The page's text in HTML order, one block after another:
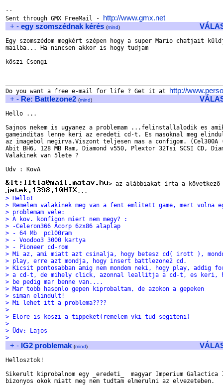
--
Sent through GMX FreeMail - http://www.gmx.net
+ - egy szomszédnak kérés (mind)
Egy szomszédom megkért szépen hogy a super Mario chatjait
mailba... Ha nincsen akkor is hogy tudjam
köszi Csongi
Do you want a free e-mail for life ? Get it at http://
+ - Re: Battlezone2 (mind)
Hello ...
Sajnos nekem is ugyanez a problemam ...felinstallalodik es
gameinditas lenne keri az eredeti cd-t. Es masoknal meg
az imagebol megirva.Viszont teljesen mas a configom.
Abit BH6, 128 MB Ram, Diamond v550, Plextor 32Tsi SCSI CD,
Valakinek van 5lete ?
Udv : KovA
> Hello!
> Remelem valakinek meg van a fent emlitett game, mert volna
> problemam vele:
> A kov. konfigon miert nem megy? :
> -Celeron366 Acorp 6zx86 alaplap
> - 64 Mb  pc100ram
> - Voodoo3 3000 kartya
> - Pioneer cd-rom
> Mi az, ami miatt azt csinalja, hogy betesz cd( irott ),
> play, erre azt mondja, hogy insert battlezone2 cd.
> Kicsit pontosabban amig nem mondom neki, hogy play, addig
> a cd-t, de mihely click, azonnal leallitja a cd-t, es keri,
> be pedig mar benne van....
> Mar tobb hasonlo gepen kiprobaltam, de azokon a gepeken
> siman elindult!
> Mi lehet itt a problema????
>
> Elore is koszi a tippeket(remelem vki tud segiteni)
>
> Üdv: Lajos
>
+ - IG2 problemak (mind)
Hellosztok!
Sikerult kiprobalnom egy _eredeti_  magyar Imperium
bizonyos okok miatt meg nem tudtam elmerulni az elvezeteben.